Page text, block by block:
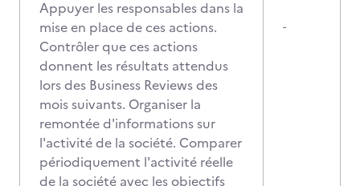
Appuyer les responsables dans la
mise en place de ces actions.
Contrôler que ces actions
donnent les résultats attendus
lors des Business Reviews des
mois suivants. Organiser la
remontée d'informations sur
l'activité de la société. Comparer
périodiquement l'activité réelle
de la société avec les objectifs
-